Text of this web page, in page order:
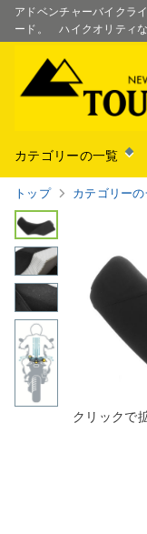
アドベンチャーバイクラ
ード。 ハイクオリティな
カテゴリーの一覧
トップ カテゴリーの